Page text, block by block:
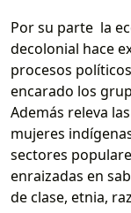
Por su parte la
decolonial hace
procesos
encarado los
Además releva
mujeres
sectores
enraizadas en
de clase, etnia,